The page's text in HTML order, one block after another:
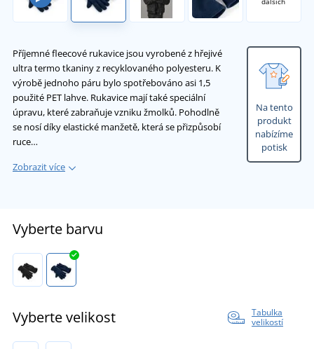
Příjemné fleecové rukavice jsou vyrobené z hřejivé
ultra termo tkaniny z recyklovaného polyesteru. K
výrobě jednoho páru bylo spotřebováno asi 1,5
použité PET lahve. Rukavice mají také speciální
úpravu, které zabraňuje vzniku žmolků. Pohodlně
se nosí díky elastické manžetě, která se přizpůsobí
ruce…
Zobrazit více
Na tento
produkt
nabízíme
potisk
Vyberte barvu
Vyberte velikost
Tabulka
velikostí